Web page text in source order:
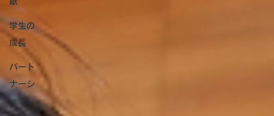
学生の
成長
パート
ナーシ
ップ